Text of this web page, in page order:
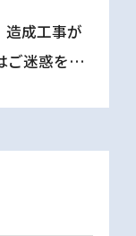
造成工事が
ご迷惑をお
ます。 次